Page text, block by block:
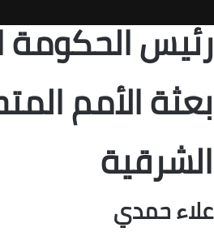
رئيس الحكومة
بعثة الأمم
الشرقية
علاء حمدي